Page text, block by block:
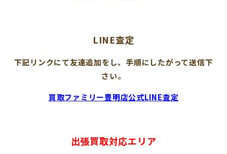
LINE査定
下記リンクにて友達追加をし、手順にしたがって送信下
さい。
買取ファミリー豊明店公式LINE査定
出張買取対応エリア